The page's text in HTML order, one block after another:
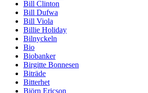
Bill Clinton
Bill Dufwa
Bill Viola
Billie Holiday
Bilnyckeln
Bio
Biobanker
Birgitte Bonnesen
Biträde
Bitterhet
Björn Ericson